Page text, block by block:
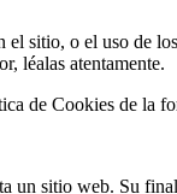
sitio, o el uso de
léalas atentamente.
de Cookies de la
un sitio web. Su